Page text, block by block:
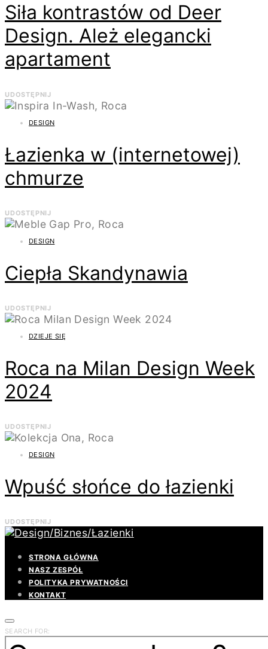
Siła kontrastów od Deer
Design. Ależ elegancki
apartament
UDOSTĘPNIJ
DESIGN
Łazienka w (internetowej)
chmurze
UDOSTĘPNIJ
DESIGN
Ciepła Skandynawia
UDOSTĘPNIJ
DZIEJE SIĘ
Roca na Milan Design Week
2024
UDOSTĘPNIJ
DESIGN
Wpuść słońce do łazienki
UDOSTĘPNIJ
STRONA GŁÓWNA
NASZ ZESPÓŁ
POLITYKA PRYWATNOŚCI
KONTAKT
SEARCH FOR: